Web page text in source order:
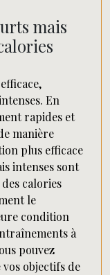
mais
En
rapides et
manière
plus efficace
intenses sont
calories
le
condition
à
pouvez
objectifs de